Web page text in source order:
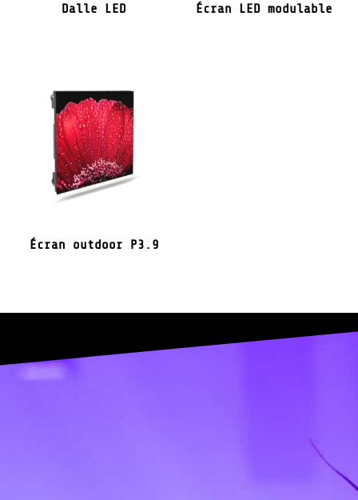
Dalle LED Écran LED modulable
Écran outdoor P3.9